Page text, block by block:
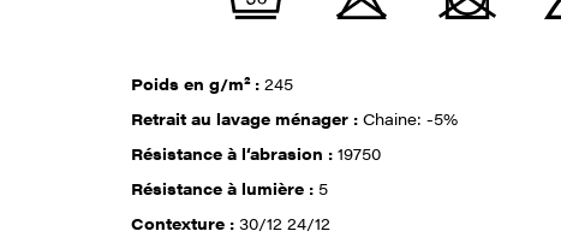
Poids en g/m² :245
Retrait au lavage ménager :Chaine: -5%
Résistance à l‘abrasion :19750
Résistance à lumière : 5
Contexture :30/12 24/12